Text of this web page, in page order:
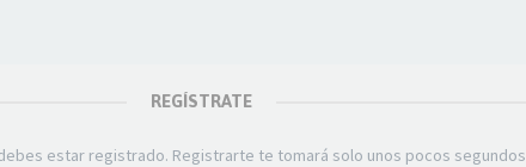
REGÍSTRATE
estar registrado. Registrarte te tomará solo unos pocos segundos